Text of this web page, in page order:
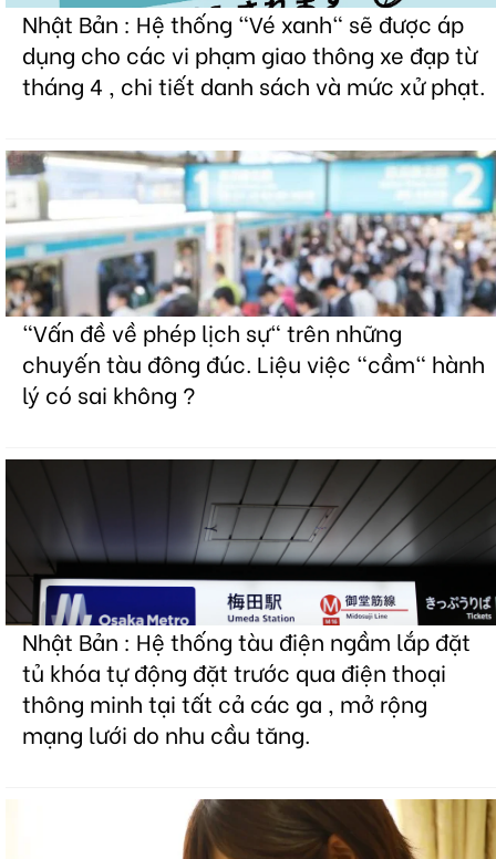
Nhật Bản : Hệ thống "Vé xanh" sẽ được áp
dụng cho các vi phạm giao thông xe đạp từ
tháng 4 , chi tiết danh sách và mức xử phạt.
"Vấn đề về phép lịch sự" trên những
chuyến tàu đông đúc. Liệu việc "cầm" hành
lý có sai không ?
Nhật Bản : Hệ thống tàu điện ngầm lắp đặt
tủ khóa tự động đặt trước qua điện thoại
thông minh tại tất cả các ga , mở rộng
mạng lưới do nhu cầu tăng.